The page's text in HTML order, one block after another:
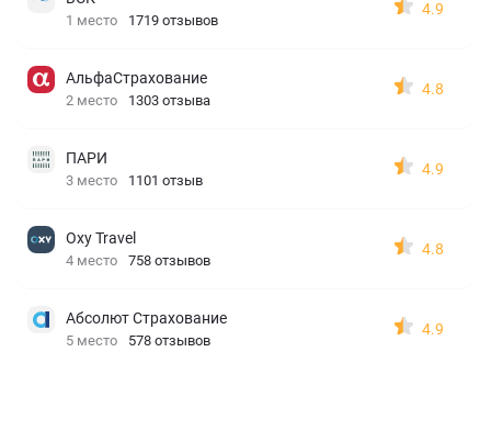
1 место 1719 отзывов
4.9
АльфаСтрахование
2 место 1303 отзыва
4.8
ПАРИ
3 место 1101 отзыв
4.9
Oxy Travel
4 место 758 отзывов
4.8
Абсолют Страхование
5 место 578 отзывов
4.9